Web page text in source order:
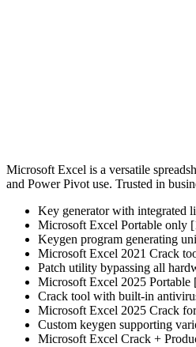
Microsoft Excel is a versatile
and Power Pivot use. Trusted in
Key generator with integrated
Microsoft Excel Portable only
Keygen program generating
Microsoft Excel 2021 Crack
Patch utility bypassing all
Microsoft Excel 2025
Crack tool with built-in
Microsoft Excel 2025 Crack
Custom keygen supporting
Microsoft Excel Crack +